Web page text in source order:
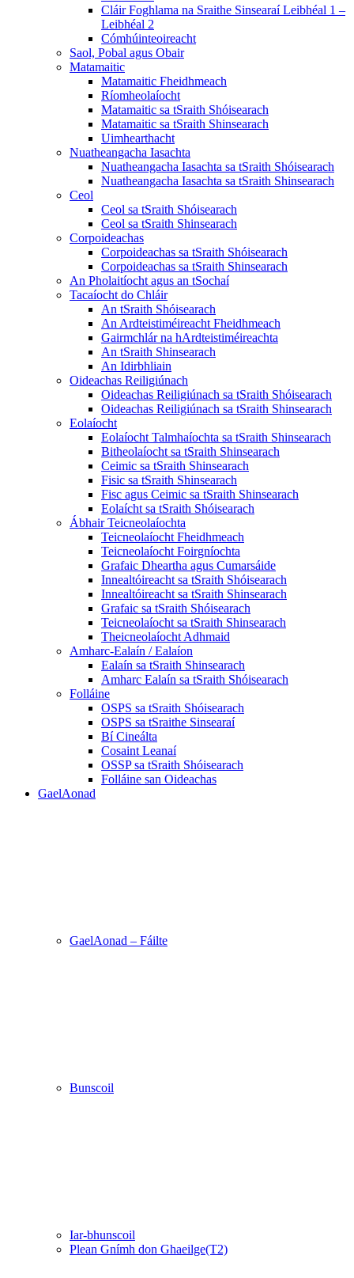
Cláir Foghlama na Sraithe Sinsearaí Leibhéal 1 –
Leibhéal 2
Cómhúinteoireacht
Saol, Pobal agus Obair
Matamaitic
Matamaitic Fheidhmeach
Ríomheolaíocht
Matamaitic sa tSraith Shóisearach
Matamaitic sa tSraith Shinsearach
Uimhearthacht
Nuatheangacha Iasachta
Nuatheangacha Iasachta sa tSraith Shóisearach
Nuatheangacha Iasachta sa tSraith Shinsearach
Ceol
Ceol sa tSraith Shóisearach
Ceol sa tSraith Shinsearach
Corpoideachas
Corpoideachas sa tSraith Shóisearach
Corpoideachas sa tSraith Shinsearach
An Pholaitíocht agus an tSochaí
Tacaíocht do Chláir
An tSraith Shóisearach
An Ardteistiméireacht Fheidhmeach
Gairmchlár na hArdteistiméireachta
An tSraith Shinsearach
An Idirbhliain
Oideachas Reiligiúnach
Oideachas Reiligiúnach sa tSraith Shóisearach
Oideachas Reiligiúnach sa tSraith Shinsearach
Eolaíocht
Eolaíocht Talmhaíochta sa tSraith Shinsearach
Bitheolaíocht sa tSraith Shinsearach
Ceimic sa tSraith Shinsearach
Fisic sa tSraith Shinsearach
Fisc agus Ceimic sa tSraith Shinsearach
Eolaícht sa tSraith Shóisearach
Ábhair Teicneolaíochta
Teicneolaíocht Fheidhmeach
Teicneolaíocht Foirgníochta
Grafaic Dheartha agus Cumarsáide
Innealtóireacht sa tSraith Shóisearach
Innealtóireacht sa tSraith Shinsearach
Grafaic sa tSraith Shóisearach
Teicneolaíocht sa tSraith Shinsearach
Theicneolaíocht Adhmaid
Amharc-Ealaín / Ealaíon
Ealaín sa tSraith Shinsearach
Amharc Ealaín sa tSraith Shóisearach
Folláine
OSPS sa tSraith Shóisearach
OSPS sa tSraithe Sinsearaí
Bí Cineálta
Cosaint Leanaí
OSSP sa tSraith Shóisearach
Folláine san Oideachas
GaelAonad
GaelAonad – Fáilte
Bunscoil
Iar-bhunscoil
Plean Gnímh don Ghaeilge(T2)